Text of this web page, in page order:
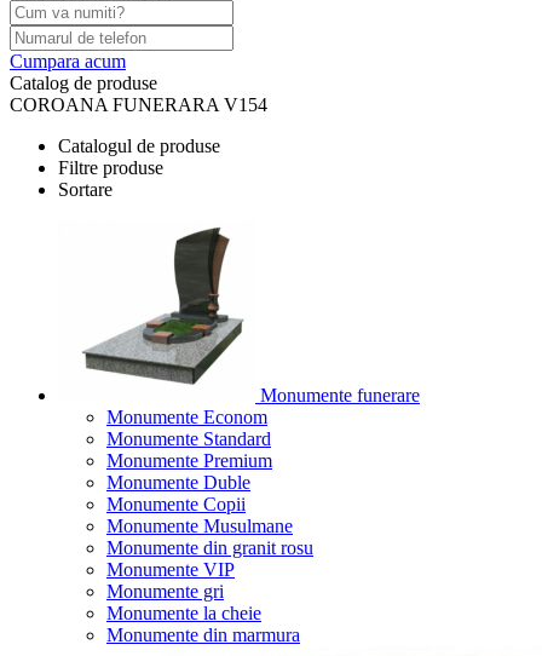
Cumpara acum
Catalog de produse
COROANA FUNERARA V154
Catalogul de produse
Filtre produse
Sortare
Monumente funerare
Monumente Econom
Monumente Standard
Monumente Premium
Monumente Duble
Monumente Copii
Monumente Musulmane
Monumente din granit rosu
Monumente VIP
Monumente gri
Monumente la cheie
Monumente din marmura